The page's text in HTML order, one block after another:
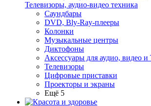
Телевизоры, аудио-видео техника
Саундбары
DVD, Bly-Ray-плееры
Колонки
Музыкальные центры
Диктофоны
Аксессуары для аудио, видео
Телевизоры
Цифровые приставки
Проекторы и экраны
Ещё 5